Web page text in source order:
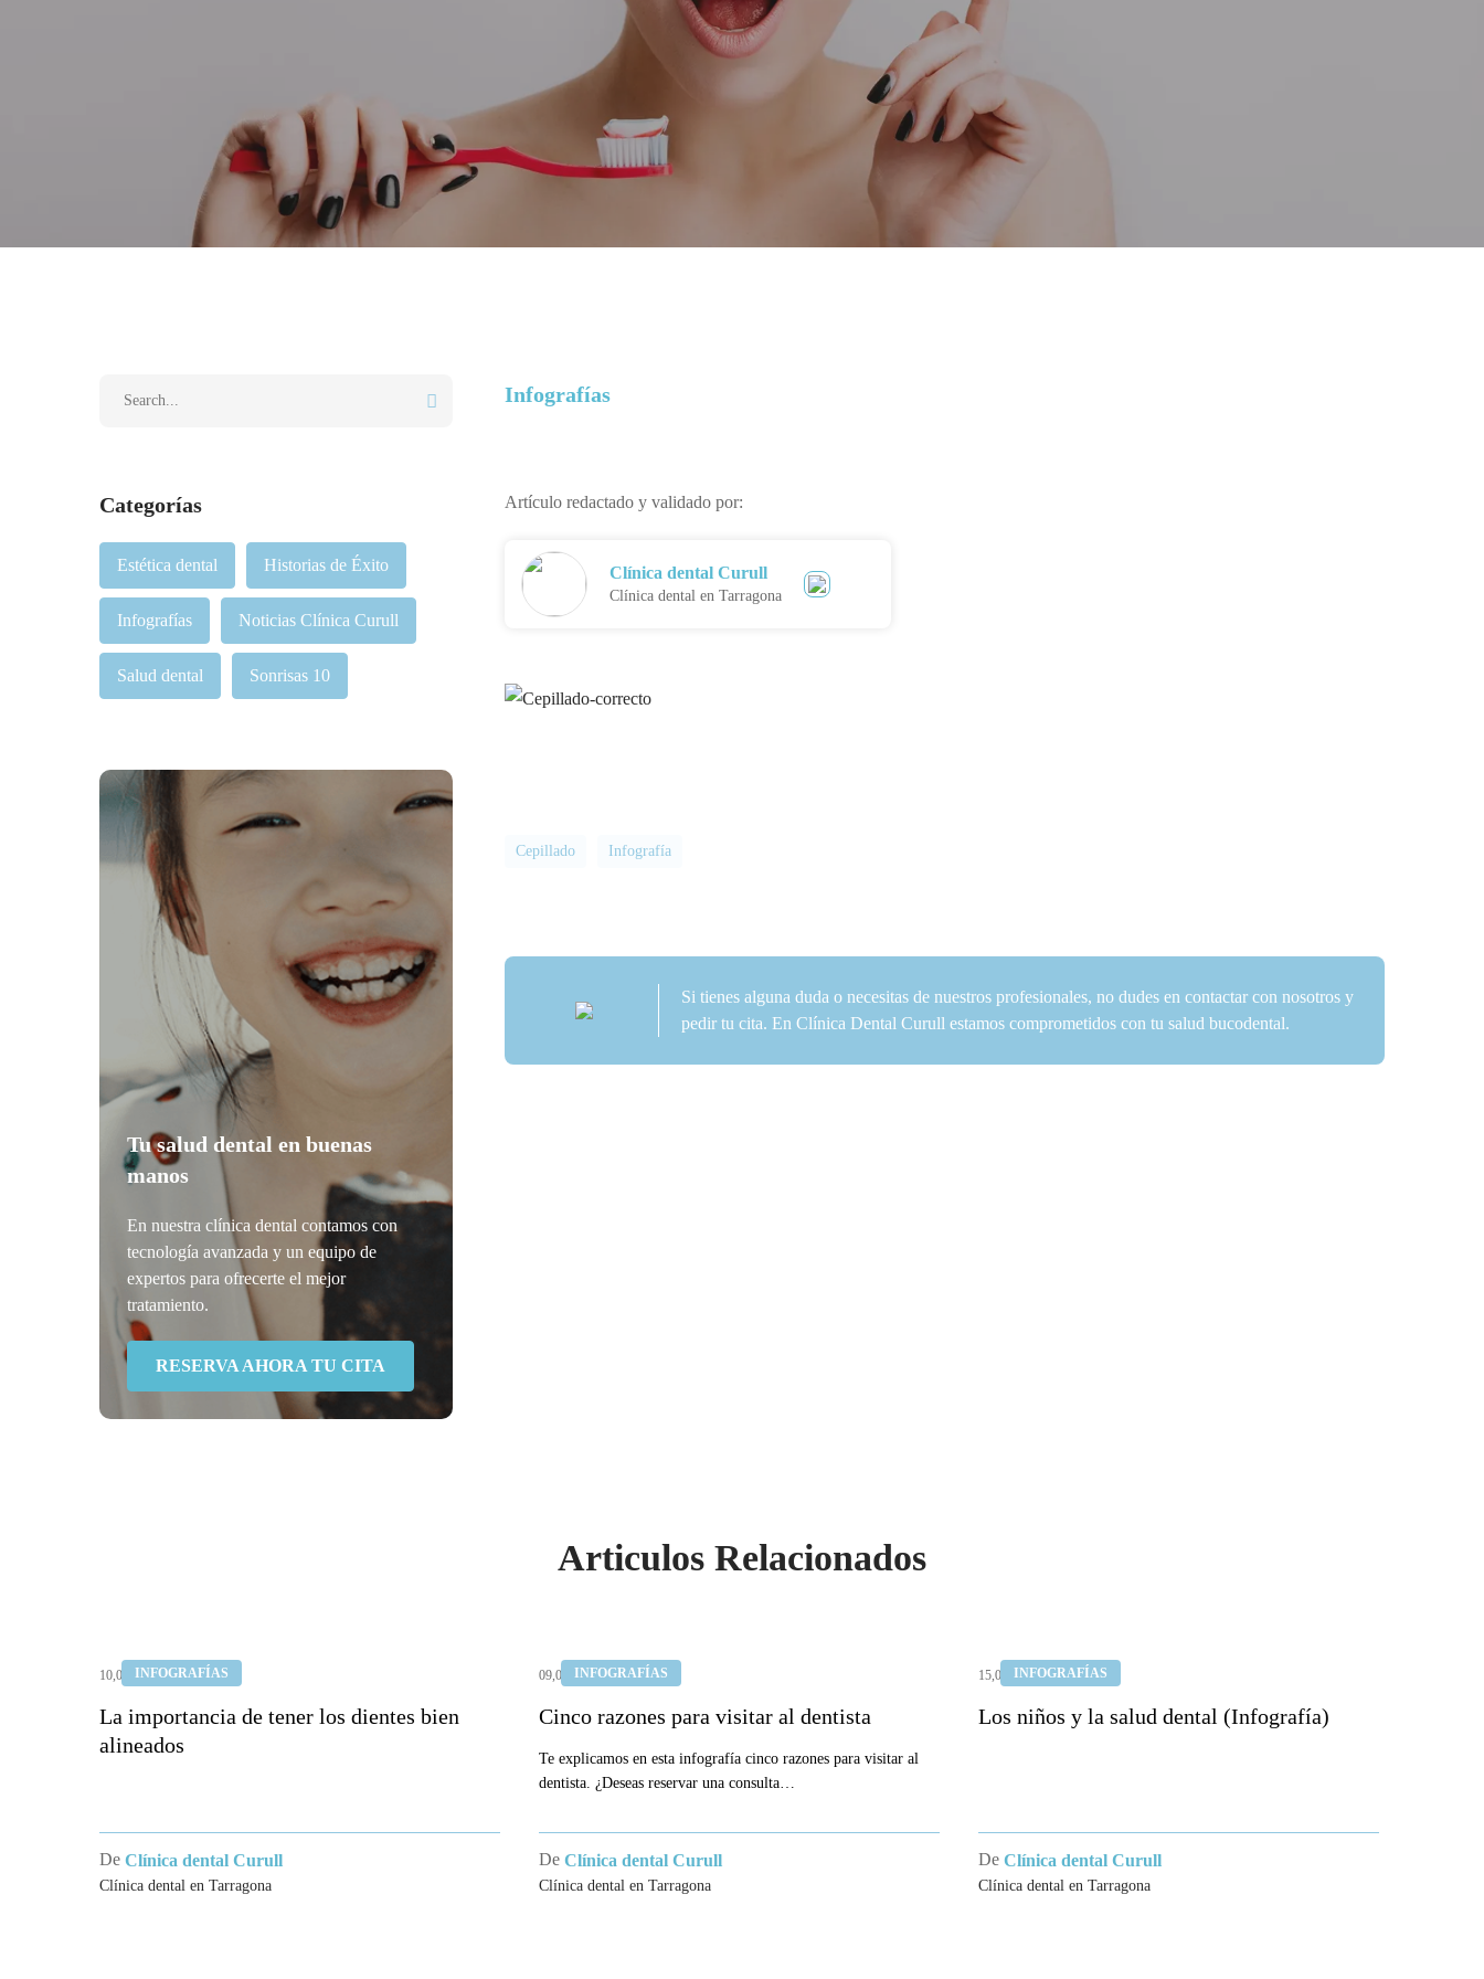
Categorías
Estética dental Historias de Éxito
Infografías Noticias Clínica Curull
Salud dental Sonrisas 10
Tu salud dental en buenas
manos
En nuestra clínica dental contamos con
tecnología avanzada y un equipo de
expertos para ofrecerte el mejor
tratamiento.
RESERVA AHORA TU CITA
Infografías
Artículo redactado y validado por:
Clínica dental Curull
Clínica dental en Tarragona
Cepillado Infografía
Si tienes alguna duda o necesitas de nuestros profesionales, no dudes en contactar con nosotros y
pedir tu cita. En Clínica Dental Curull estamos comprometidos con tu salud bucodental.
Articulos Relacionados
INFOGRAFÍAS
importancia
de
tener
bien
alineados
10,03,2020
La importancia de tener los dientes bien
alineados
De Clínica dental Curull
Clínica dental en Tarragona
INFOGRAFÍAS
razones
para
al
09,04,2018
Cinco razones para visitar al dentista
Te explicamos en esta infografía cinco razones para visitar al
dentista. ¿Deseas reservar una consulta…
DeClínica dental Curull
Clínica dental en Tarragona
INFOGRAFÍAS
niños
y
(Infografía)
15,04,2015
Los niños y la salud dental (Infografía)
DeClínica dental Curull
Clínica dental en Tarragona